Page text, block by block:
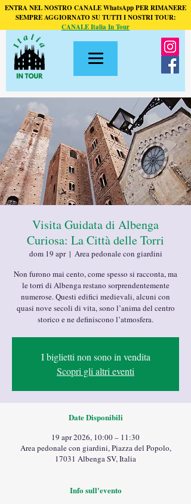
ENTRA NEL NOSTRO CANALE WhatsApp PER RIMANERE
SEMPRE AGGIORNATO SU TUTTI I NOSTRI TOUR:
CANALE Italia In Tour
Visita Guidata di Albenga
Curiosa: La Città delle Torri
dom 19 apr
  |
Area pedonale con giardini
Non furono mai cento, come spesso si racconta, ma
le torri di Albenga restano sorprendentemente
numerose. Questi edifici medievali, alcuni con
quasi nove secoli di vita, sono l’anima del centro
storico e ne definiscono l’atmosfera.
I biglietti non sono in vendita
Scopri gli altri eventi
Date Disponibili
19 apr 2026, 10:00 – 11:30
Area pedonale con giardini, Piazza del Popolo,
17031 Albenga SV, Italia
Info sull'evento